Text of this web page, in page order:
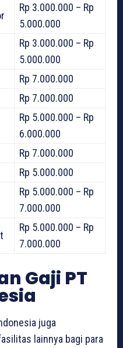
Rp 3.000.000 – Rp
5.000.000
Rp 3.000.000 – Rp
5.000.000
Rp 7.000.000
Rp 7.000.000
Rp 5.000.000 – Rp
6.000.000
Rp 7.000.000
Rp 5.000.000
Rp 5.000.000 – Rp
7.000.000
Rp 5.000.000 – Rp
7.000.000
Gaji PT
juga
lainnya bagi para